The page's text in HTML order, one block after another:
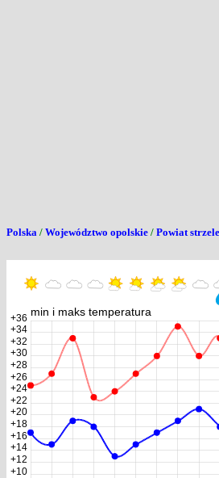
Polska / Województwo opolskie / Powiat
min i maks temperatura
+10
+12
+14
+16
+18
+20
+22
+24
+26
+28
+30
+32
+34
+36